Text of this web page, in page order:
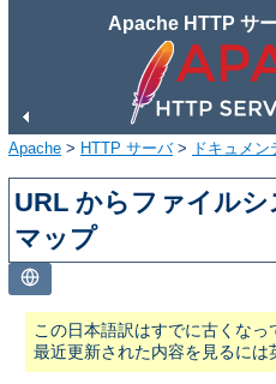
Apache HTTP サ
Apache > HTTP サーバ> ドキュメ
URL からファイル
マップ
この日本語訳はすでに古くなっ
最近更新された内容を見るには